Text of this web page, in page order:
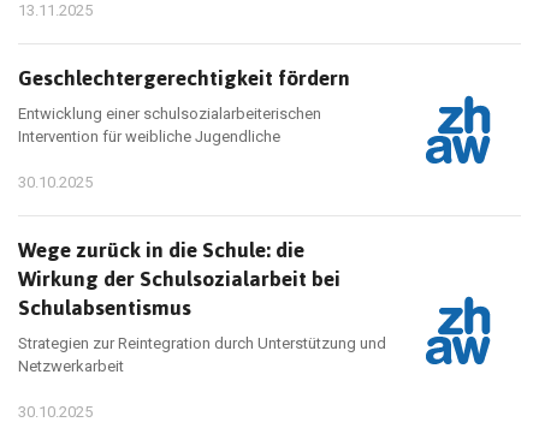
13.11.2025
Geschlechtergerechtigkeit fördern
Entwicklung einer schulsozialarbeiterischen
Intervention für weibliche Jugendliche
30.10.2025
Wege zurück in die Schule: die
Wirkung der Schulsozialarbeit bei
Schulabsentismus
Strategien zur Reintegration durch Unterstützung und
Netzwerkarbeit
30.10.2025